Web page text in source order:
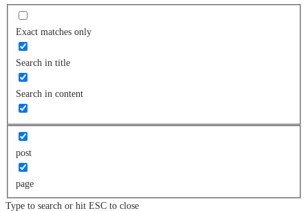
Exact matches only
Search in title
Search in content
post
page
Type to search or hit ESC to close